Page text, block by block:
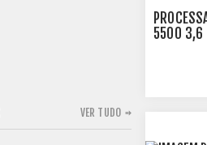
5500 3,6
VER TUDO